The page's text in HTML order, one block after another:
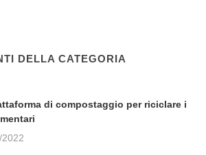
DELLA CATEGORIA
di compostaggio per riciclare i